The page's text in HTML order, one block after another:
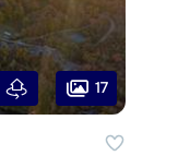
17